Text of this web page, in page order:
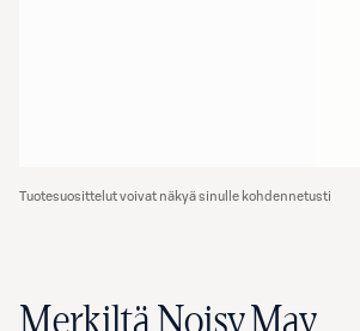
Tuotesuosittelut voivat näkyä sinulle kohdennetusti
Merkiltä Noisy May